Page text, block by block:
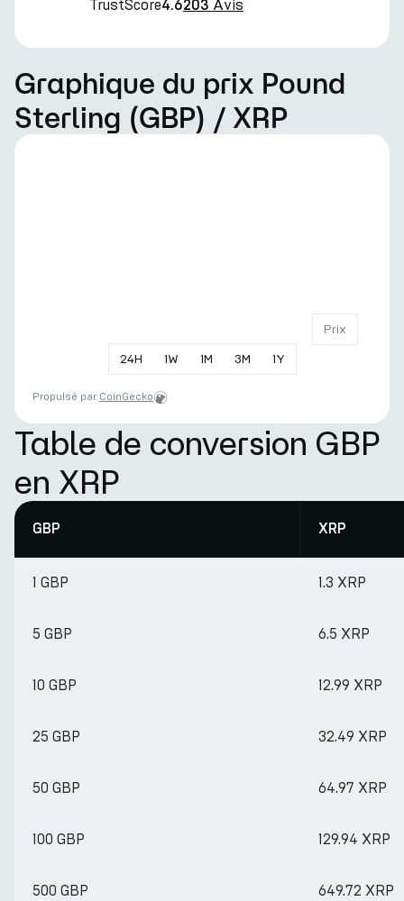
TrustScore4.6203 Avis
Graphique du prix Pound
Sterling (GBP) / XRP
24H 1W 1M 3M 1Y
Prix
Propulsé par CoinGecko
Table de conversion GBP
en XRP
GBP XRP
1 GBP 1.3 XRP
5 GBP 6.5 XRP
10 GBP 12.99 XRP
25 GBP 32.49 XRP
50 GBP 64.97 XRP
100 GBP 129.94 XRP
500 GBP 649.72 XRP